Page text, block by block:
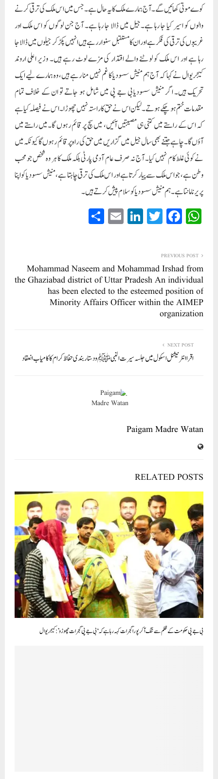
کوے موتی کھائیں گے۔ آج ہمارے ملک کا یہ حال ہے۔ جس میں اس ملک کی ترقی کرنے
والوں کو اسیر کیا جا رہا ہے۔جیل میں ڈالا جا رہا ہے۔ آج جن لوگوں کو اس ملک اور
غریبوں کی ترقی کی فکر ہے اور ان کا مستقبل سنوار رہے ہیں انہیں پکڑ کر جیلوں میں ڈالا جا
رہا ہے اور اس ملک کو لوٹنے والے اقتدار کی مزے لوٹ رہے ہیں۔ وزیر اعلی اروند
کیجریوال نے کہا کہ آج ہم منیش سسودیا کا غم نہیں منا رہے ہیں، وہ ہمارے لیے ایک
تحریک ہیں۔ اگر منیش سسودیا بی جے پی میں شامل ہو جاتے تو ان کے خلاف تمام
مقدمات ختم ہو چکے ہوتے۔ لیکن اس نے حق کا راستہ نہیں چھوڑا۔ اس نے فیصلہ کیا ہے
کہ اس کے راستے میں کتنی ہی مصیبتیں آئیں، میں سچ پر قائم رہوں گا۔میں راستے میں
آؤں گا۔ چاہے جتنے بھی سال جیل میں گزاریں میں حق کی راہ پر قائم رہوں گا کیونکہ میں
نے کوئی غلط کام نہیں کیا۔ آج نہ صرف عام آدمی پارٹی بلکہ ملک کا ہر وہ شخص جو محب
وطن ہے، جو اس ملک سے پیار کرتا ہے اور اس ملک کی ترقی چاہتا ہے، منیش سسودیا کو اپنا
پریرنا مانتا ہے۔ ہم منیش سسودیا کو سلام پیش کرتے ہیں۔
W
ha
A
pp
Fa
ce
ok
T
wi
r
Li
nk
In
E
m
PREVIOUS POST
Mohammad Naseem and Mohammad Irshad from
the Ghaziabad district of Uttar Pradesh An individual
has been elected to the esteemed position of
Minority Affairs Officer within the AIMEP
organization
NEXT POST
اقرا انٹرنیشنل اسکول میں جلسہ سیرت النبی ﷺ و دستار بندی حفاظ کرام کا کامیاب انعقاد
Paigam Madre Watan
RELATED POSTS
بی جے پی حکومت کے ظلم سے تنگ آ کر پورا گجرات کہہ رہا ہے کہ ‘بی جے پی گجرات چھوڑو’: کیجریوال